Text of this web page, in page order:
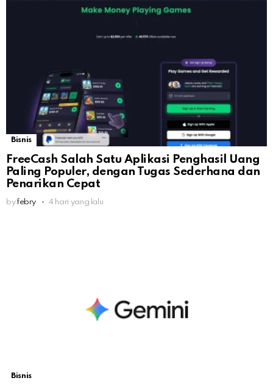
Bisnis
FreeCash Salah Satu Aplikasi Penghasil Uang
Paling Populer, dengan Tugas Sederhana dan
Penarikan Cepat
by febry 4 hari yang lalu
Bisnis